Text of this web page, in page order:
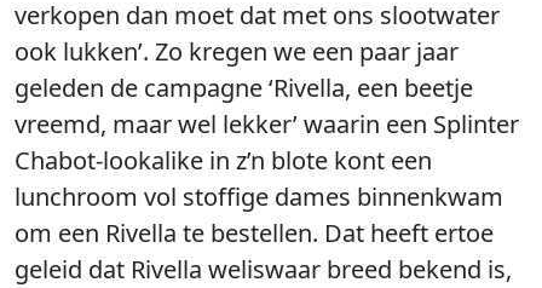
verkopen dan moet dat met ons slootwater
ook lukken’. Zo kregen we een paar jaar
geleden de campagne ‘Rivella, een beetje
vreemd, maar wel lekker’ waarin een Splinter
Chabot-lookalike in z’n blote kont een
lunchroom vol stoffige dames binnenkwam
om een Rivella te bestellen. Dat heeft ertoe
geleid dat Rivella weliswaar breed bekend is,